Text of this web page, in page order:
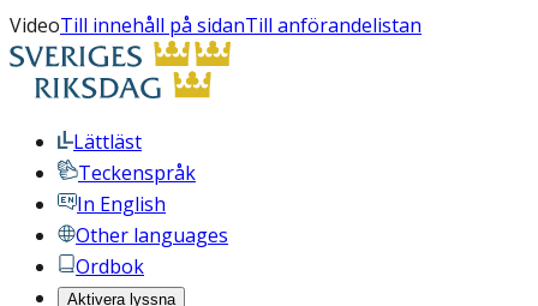
VideoTill innehåll på sidanTill anförandelistan
Lättläst
Teckenspråk
In English
Other languages
Ordbok
Aktivera lyssna